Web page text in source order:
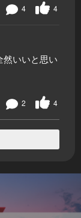
4
4
然いいと思い
4
2